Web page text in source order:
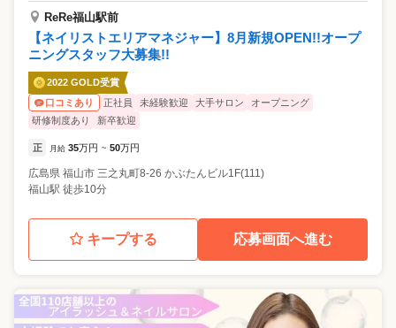
ReRe福山駅前
【ネイリストエリアマネジャー】8月新規OPEN!!オープ
ニングスタッフ大募集!!
2022 GOLD受賞
口コミあり
正社員 未経験歓迎 大手サロン
オープニング
研修制度あり
新卒歓迎
正 月給 35万円 ~ 50万円
広島県 福山市 三之丸町8-26 かぶたんビル1F(111)
福山駅 徒歩10分
キープする 応募画面へ進む